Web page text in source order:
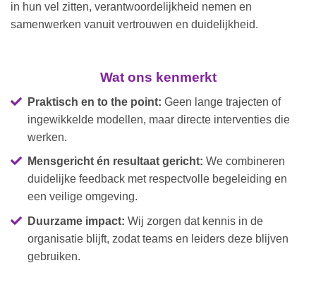
in hun vel zitten, verantwoordelijkheid nemen en
samenwerken vanuit vertrouwen en duidelijkheid.
Wat ons kenmerkt
Praktisch en to the point: Geen lange trajecten of
ingewikkelde modellen, maar directe interventies die
werken.
Mensgericht én resultaat gericht: We combineren
duidelijke feedback met respectvolle begeleiding en
een veilige omgeving.
Duurzame impact: Wij zorgen dat kennis in de
organisatie blijft, zodat teams en leiders deze blijven
gebruiken.